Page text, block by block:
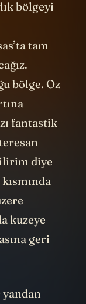
bölgeyi
tam
bölge. Oz
fantastik
diye
kuzeye
geri